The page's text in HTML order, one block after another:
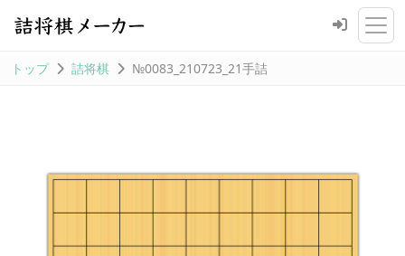
トップ 詰将棋 №0083_210723_21手詰